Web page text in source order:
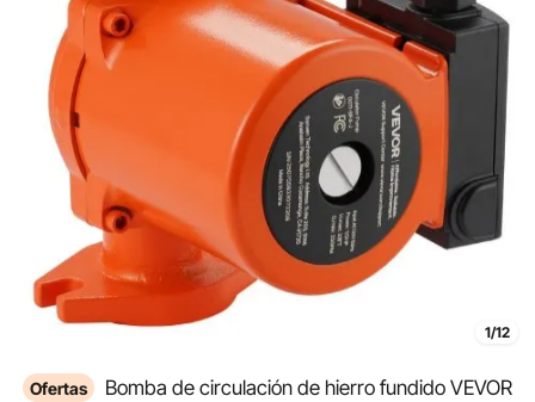
1/12
Ofertas
Bomba de circulación de hierro fundido VEVOR